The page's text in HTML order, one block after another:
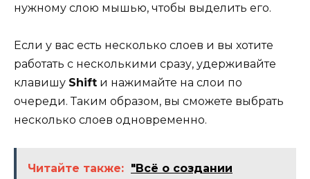
нужному слою мышью, чтобы выделить его.
Если у вас есть несколько слоев и вы хотите
работать с несколькими сразу, удерживайте
клавишу Shift и нажимайте на слои по
очереди. Таким образом, вы сможете выбрать
несколько слоев одновременно.
Читайте также: "Всё о создании